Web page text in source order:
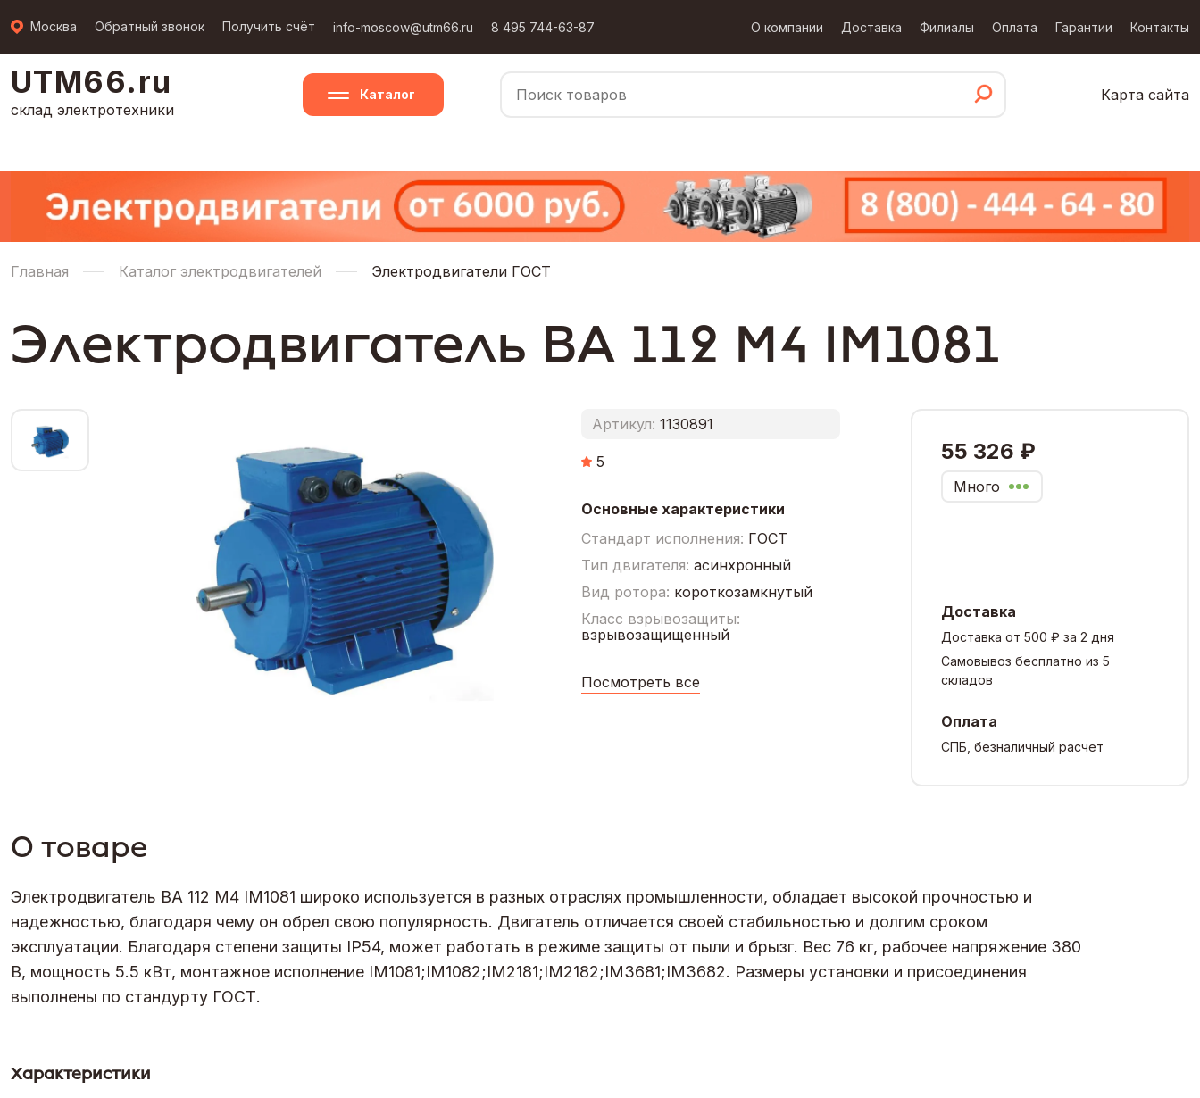
Москва Обратный звонок Получить счёт info-moscow@utm66.ru 8 495 744-63-87 О компании Доставка Филиалы Оплата Гарантии Контакты
UTM66.ru
склад электротехники
Каталог Карта сайта
Главная Каталог электродвигателей Электродвигатели ГОСТ
Электродвигатель ВА 112 М4 IM1081
Артикул: 1130891
5
Основные характеристики
Стандарт исполнения: ГОСТ
Тип двигателя: асинхронный
Вид ротора: короткозамкнутый
Класс взрывозащиты:
взрывозащищенный
Посмотреть все
55 326 ₽
Много
Доставка
Доставка от 500 ₽ за 2 дня
Самовывоз бесплатно из 5
складов
Оплата
СПБ, безналичный расчет
О товаре
Электродвигатель ВА 112 М4 IM1081 широко используется в разных отраслях промышленности, обладает высокой прочностью и
надежностью, благодаря чему он обрел свою популярность. Двигатель отличается своей стабильностью и долгим сроком
эксплуатации. Благодаря степени защиты IP54, может работать в режиме защиты от пыли и брызг. Вес 76 кг, рабочее напряжение 380
В, мощность 5.5 кВт, монтажное исполнение IM1081;IM1082;IM2181;IM2182;IM3681;IM3682. Размеры установки и присоединения
выполнены по стандурту ГОСТ.
Характеристики